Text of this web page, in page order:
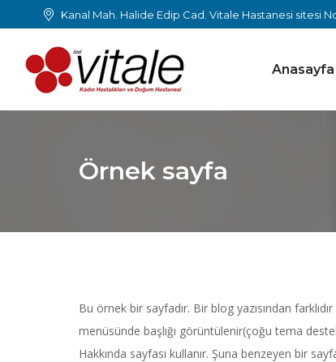
Kanal Mah. Halide Edip Cad. Vitale Hastanesi sitesi
Anasayfa
Örnek sayfa
Bu örnek bir sayfadır. Bir blog yazısından
menüsünde başlığı görüntülenir(çoğu tema
Hakkında sayfası kullanır. Şuna benzeyen bir